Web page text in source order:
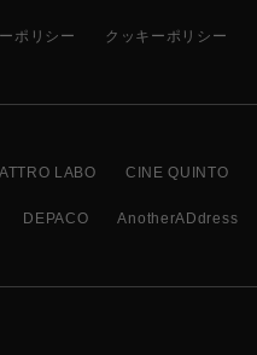
ポリシー クッキーポリシー
LABO CINE QUINTO
DEPACO AnotherADdress